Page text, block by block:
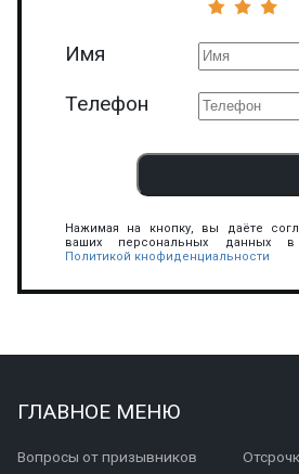
Имя
Телефон
Нажимая на кнопку, вы даёте
ваших персональных данных в
Политикой кнофиденциальности
ГЛАВНОЕ МЕНЮ
Вопросы от призывников